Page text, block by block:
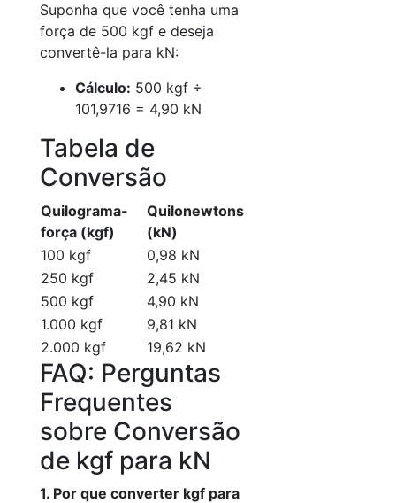
Suponha que você tenha uma
força de 500 kgf e deseja
convertê-la para kN:
Cálculo: 500 kgf ÷
101,9716 = 4,90 kN
Tabela de
Conversão
Quilograma-
força (kgf)
Quilonewtons
(kN)
100 kgf
0,98 kN
250 kgf
2,45 kN
500 kgf
4,90 kN
1.000 kgf
9,81 kN
2.000 kgf
19,62 kN
FAQ: Perguntas
Frequentes
sobre Conversão
de kgf para kN
1. Por que converter kgf para